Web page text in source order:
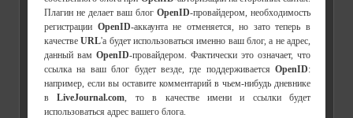
Плагин не делает ваш блог OpenID-провайдером, необходимость
регистрации OpenID-аккаунта не отменяется, но зато теперь в
качествеURL'а будет использоваться именно ваш блог, а не адрес,
данный вам OpenID-провайдером. Фактически это означает, что
ссылка на ваш блог будет везде, где поддерживается OpenID:
например, если вы оставите комментарий в чьем-нибудь дневнике
вLiveJournal.com, то в качестве имени и ссылки будет
использоваться адрес вашего блога.